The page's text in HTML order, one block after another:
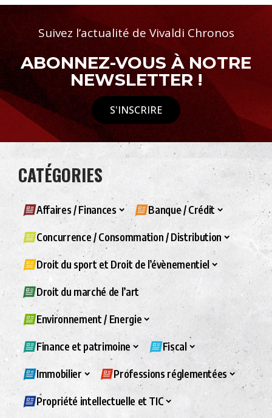
Suivez l’actualité de Vivaldi Chronos
ABONNEZ-VOUS À NOTRE
NEWSLETTER !
S'INSCRIRE
CATÉGORIES
Affaires / Finances Banque / Crédit
Concurrence / Consommation / Distribution
Droit du sport et Droit de l’évènementiel
Droit du marché de l’art
Environnement / Energie
Finance et patrimoine Fiscal
Immobilier Professions réglementées
Propriété intellectuelle et TIC